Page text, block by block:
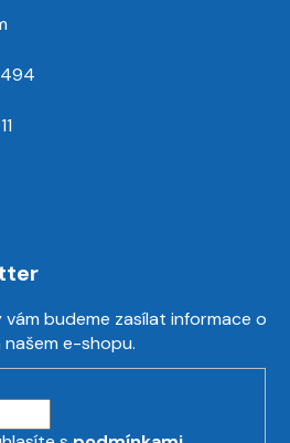
budeme zasílat informace o
e-shopu.